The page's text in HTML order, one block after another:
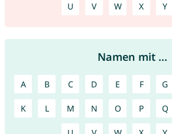
U V W X Y
Namen mit ...
A B C D E F G
K L M N O P Q